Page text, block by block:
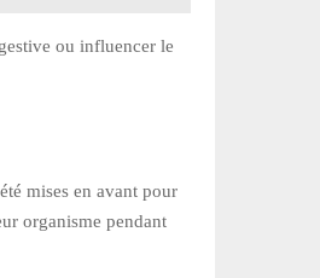
ou influencer le
mises en avant pour
organisme pendant